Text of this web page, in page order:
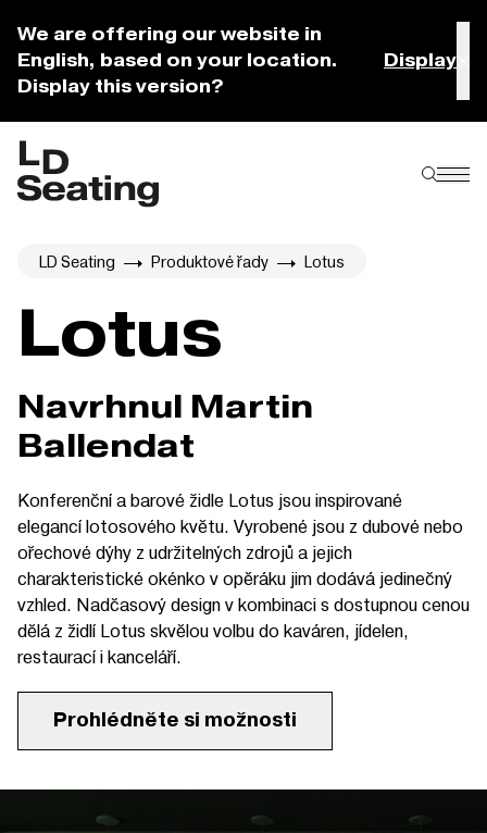
We are offering our website in
English, based on your location.
Display this version?
Display
LD Seating Produktové řady Lotus
Lotus
Navrhnul Martin
Ballendat
Konferenční a barové židle Lotus jsou inspirované
elegancí lotosového květu. Vyrobené jsou z dubové nebo
ořechové dýhy z udržitelných zdrojů a jejich
charakteristické okénko v opěráku jim dodává jedinečný
vzhled. Nadčasový design v kombinaci s dostupnou cenou
dělá z židlí Lotus skvělou volbu do kaváren, jídelen,
restaurací i kanceláří.
Prohlédněte si možnosti